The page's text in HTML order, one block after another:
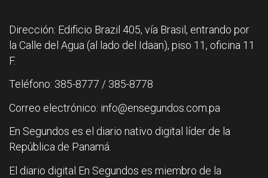
Dirección: Edificio Brazil 405, vía Brasil, entrando por
la Calle del Agua (al lado del Idaan), piso 11, oficina 11
F.
Teléfono: 385-8777 / 385-8778
Correo electrónico: info@ensegundos.com.pa
En Segundos es el diario nativo digital líder de la
República de Panamá.
El diario digital En Segundos es miembro de la